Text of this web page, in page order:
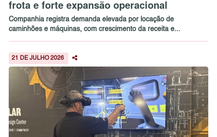
frota e forte expansão operacional
Companhia registra demanda elevada por locação de
caminhões e máquinas, com crescimento da receita e...
21 DE JULHO 2026